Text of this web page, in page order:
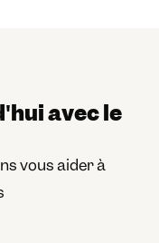
avec le
vous aider à